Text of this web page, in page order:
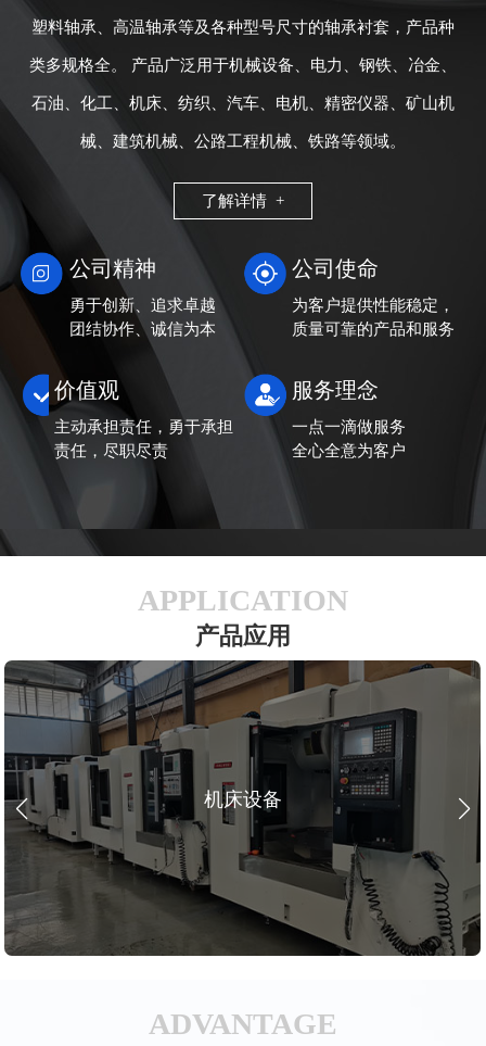
塑料轴承、高温轴承等及各种型号尺寸的轴承衬套，产品种
类多规格全。 产品广泛用于机械设备、电力、钢铁、冶金、
石油、化工、机床、纺织、汽车、电机、精密仪器、矿山机
械、建筑机械、公路工程机械、铁路等领域。
了解详情 +
公司精神
勇于创新、追求卓越
团结协作、诚信为本
公司使命
为客户提供性能稳定，
质量可靠的产品和服务
价值观
主动承担责任，勇于承担
责任，尽职尽责
服务理念
一点一滴做服务
全心全意为客户
APPLICATION
产品应用
机床设备
ADVANTAGE